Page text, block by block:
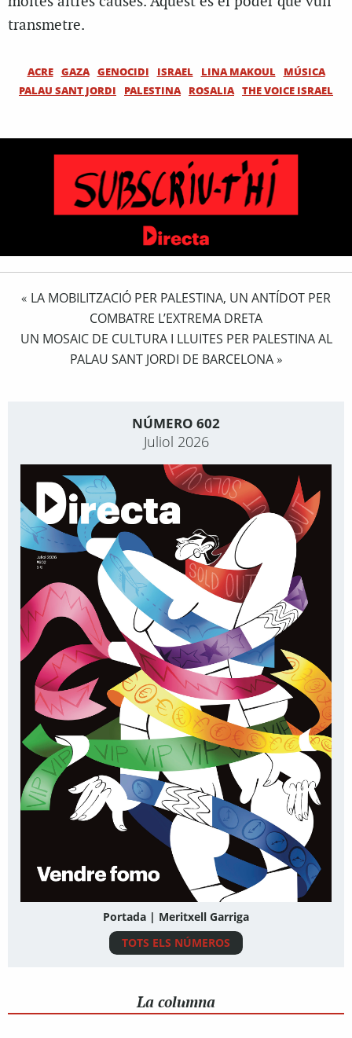
transmetre.
ACRE GAZA GENOCIDI ISRAEL LINA MAKOUL
MÚSICA
PALAU SANT JORDI
PALESTINA ROSALIA THE VOICE ISRAEL
« LA MOBILITZACIÓ PER PALESTINA, UN ANTÍDOT PER
COMBATRE L’EXTREMA DRETA
UN MOSAIC DE CULTURA I LLUITES PER PALESTINA AL
PALAU SANT JORDI DE BARCELONA»
NÚMERO 602
Juliol 2026
Portada | Meritxell Garriga
TOTS ELS NÚMEROS
La columna